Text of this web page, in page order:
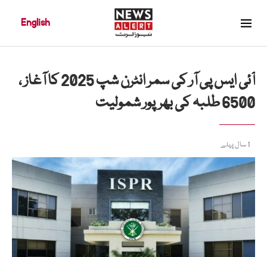
English
آئی ایس پی آر کی سمر انٹرن شپ 2025 کا آغاز ،
6500 طلبہ کی بھرپور شمولیت
1 سال پہلے